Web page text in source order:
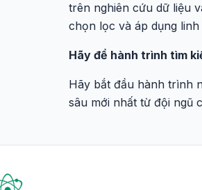
trên nghiên cứu dữ liệu
chọn lọc và áp dụng
Hãy để hành trình tìm
Hãy bắt đầu hành trình
sâu mới nhất từ đội ngũ